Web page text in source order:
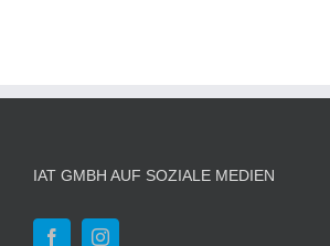
IAT GMBH AUF SOZIALE MEDIEN